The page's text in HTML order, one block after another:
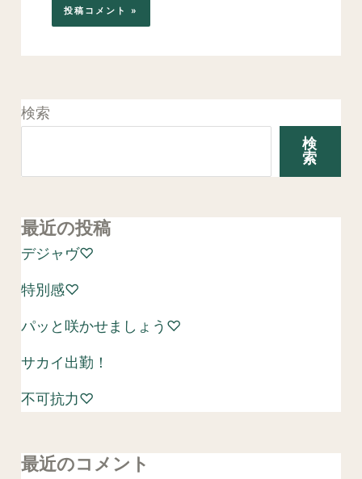
検索
検
索
最近の投稿
デジャヴ♡
特別感♡
パッと咲かせましょう♡
サカイ出勤！
不可抗力♡
最近のコメント